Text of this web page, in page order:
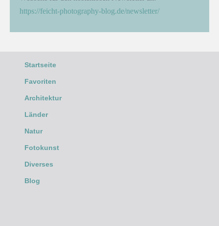
https://feicht-photography-blog.de/newsletter/
Startseite
Favoriten
Architektur
Länder
Natur
Fotokunst
Diverses
Blog